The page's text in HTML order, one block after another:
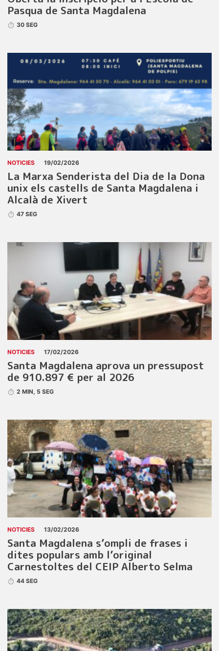
Pasqua de Santa Magdalena
30 SEG
NOTICIES 19/02/2026
La Marxa Senderista del Dia de la Dona
unix els castells de Santa Magdalena i
Alcalà de Xivert
47 SEG
NOTICIES 17/02/2026
Santa Magdalena aprova un pressupost
de 910.897 € per al 2026
2 MIN, 5 SEG
NOTICIES 13/02/2026
Santa Magdalena s’ompli de frases i
dites populars amb l’original
Carnestoltes del CEIP Alberto Selma
44 SEG